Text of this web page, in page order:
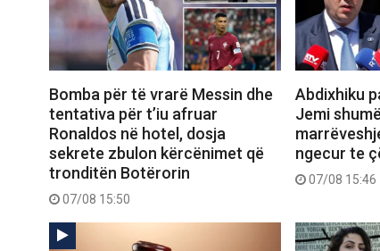
Bomba për të vrarë Messin dhe
tentativa për t’iu afruar
Ronaldos në hotel, dosja
sekrete zbulon kërcënimet që
tronditën Botërorin
07/08 15:50
Abdixhiku
Jemi
ngecur te
07/08 15:46